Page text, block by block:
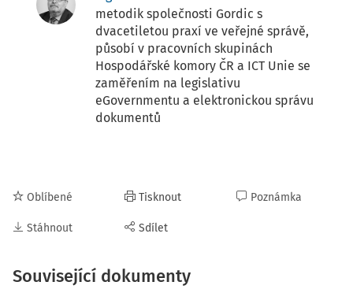
metodik společnosti Gordic s
dvacetiletou praxí ve veřejné správě,
působí v pracovních skupinách
Hospodářské komory ČR a ICT Unie se
zaměřením na legislativu
eGovernmentu a elektronickou správu
dokumentů
Oblíbené
Stáhnout
Tisknout
Sdílet
Poznámka
Související dokumenty